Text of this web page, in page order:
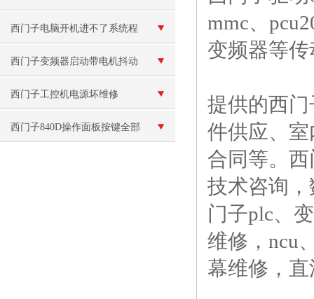
西门子电脑开机进不了系统程
序维修
西门子变频器启动带电机抖动
西门子工控机电源坏维修
西门子840D操作面板按键全部
mmc、
变频器等
提供的西
件供应、
合同等。
技术咨询
门子plc、
维修，ncu
幕维修，